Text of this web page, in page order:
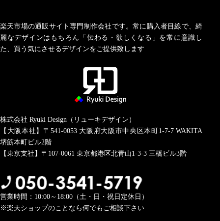
楽天市場の通販サイト専門制作会社です。常に購入者目線で、綺
麗なデザインはもちろん「伝わる・欲しくなる」を常に意識し
た、買う気にさせるデザインをご提供致します
株式会社 Ryuki Design（リューキデザイン）
【大阪本社】〒541-0053大阪府大阪市中央区本町1-7-7 WAKITA
堺筋本町ビル2階
【東京支社】〒107-0061 東京都港区北青山1-3-3 三橋ビル3階
営業時間：10:00～18:00（土・日・祝日定休日）
※楽天ショップのことなら何でもご相談下さい